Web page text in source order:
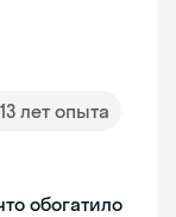
13 лет опыта
обогатило